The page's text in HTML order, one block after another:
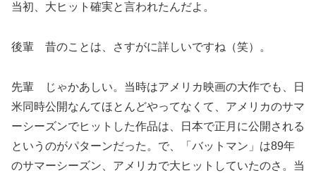
当初、大ヒット確実と言われたんだよ。
後輩 昔のことは、さすがに詳しいですね（笑）。
先輩 じゃかあしい。当時はアメリカ映画の大作でも、日
米同時公開なんてほとんどやってなくて、アメリカのサマ
ーシーズンでヒットした作品は、日本で正月に公開される
というのがパターンだった。で、「バットマン」は89年
のサマーシーズン、アメリカで大ヒットしていたのさ。当